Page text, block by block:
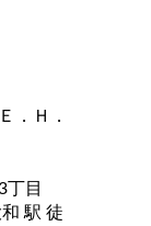
．Ｈ．
丁目
徒